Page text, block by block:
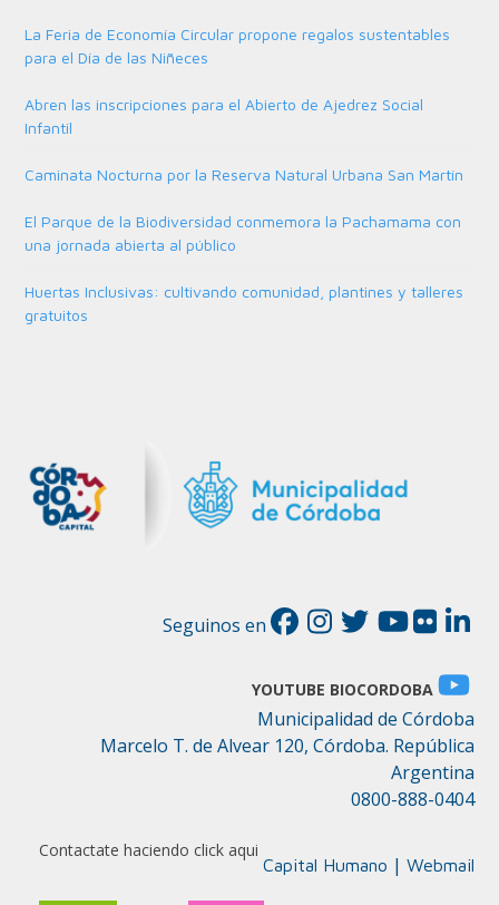
La Feria de Economía Circular propone regalos sustentables
para el Día de las Niñeces
Abren las inscripciones para el Abierto de Ajedrez Social
Infantil
Caminata Nocturna por la Reserva Natural Urbana San Martín
El Parque de la Biodiversidad conmemora la Pachamama con
una jornada abierta al público
Huertas Inclusivas: cultivando comunidad, plantines y talleres
gratuitos
Contactate haciendo click aqui
Seguinos en
YOUTUBE BIOCORDOBA
Municipalidad de Córdoba
Marcelo T. de Alvear 120, Córdoba. República
Argentina
0800-888-0404
Capital Humano | Webmail